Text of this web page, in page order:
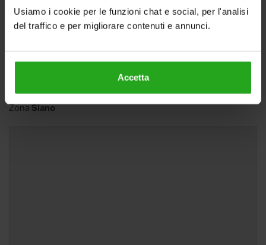
Usiamo i cookie per le funzioni chat e social, per l'analisi
del traffico e per migliorare contenuti e annunci.
Accetta
Indirizzo e mappa
Zona Siano